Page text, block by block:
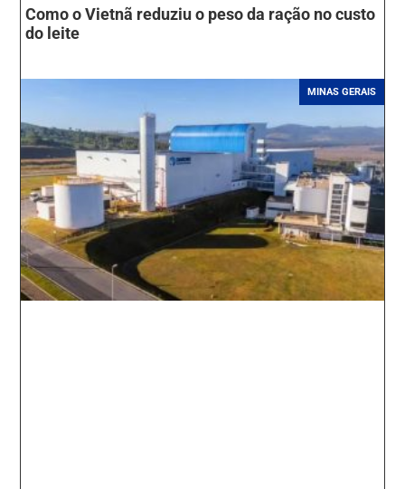
Como o Vietnã reduziu o peso da ração no custo
do leite
MINAS GERAIS